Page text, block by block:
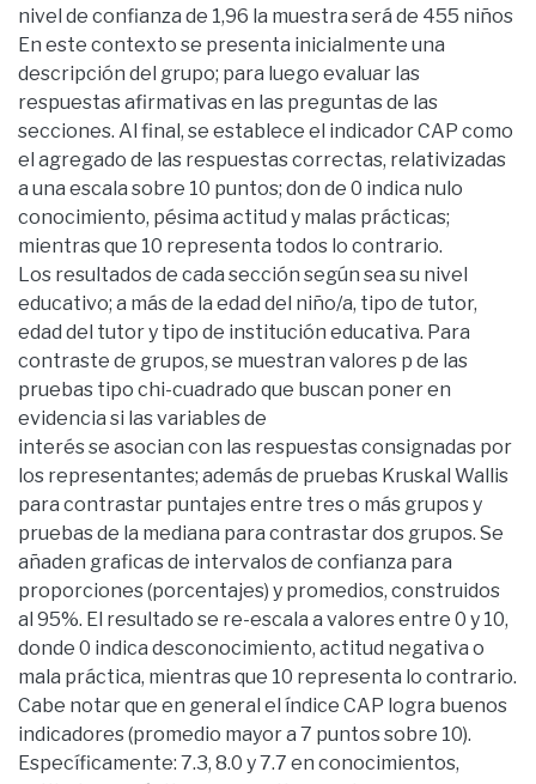
nivel de confianza de 1,96 la muestra será de 455 niños
En este contexto se presenta inicialmente una
descripción del grupo; para luego evaluar las
respuestas afirmativas en las preguntas de las
secciones. Al final, se establece el indicador CAP como
el agregado de las respuestas correctas, relativizadas
a una escala sobre 10 puntos; don de 0 indica nulo
conocimiento, pésima actitud y malas prácticas;
mientras que 10 representa todos lo contrario.
Los resultados de cada sección según sea su nivel
educativo; a más de la edad del niño/a, tipo de tutor,
edad del tutor y tipo de institución educativa. Para
contraste de grupos, se muestran valores p de las
pruebas tipo chi-cuadrado que buscan poner en
evidencia si las variables de
interés se asocian con las respuestas consignadas por
los representantes; además de pruebas Kruskal Wallis
para contrastar puntajes entre tres o más grupos y
pruebas de la mediana para contrastar dos grupos. Se
añaden graficas de intervalos de confianza para
proporciones (porcentajes) y promedios, construidos
al 95%. El resultado se re-escala a valores entre 0 y 10,
donde 0 indica desconocimiento, actitud negativa o
mala práctica, mientras que 10 representa lo contrario.
Cabe notar que en general el índice CAP logra buenos
indicadores (promedio mayor a 7 puntos sobre 10).
Específicamente: 7.3, 8.0 y 7.7 en conocimientos,